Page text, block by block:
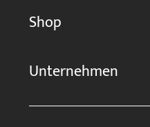
Shop
Unternehmen